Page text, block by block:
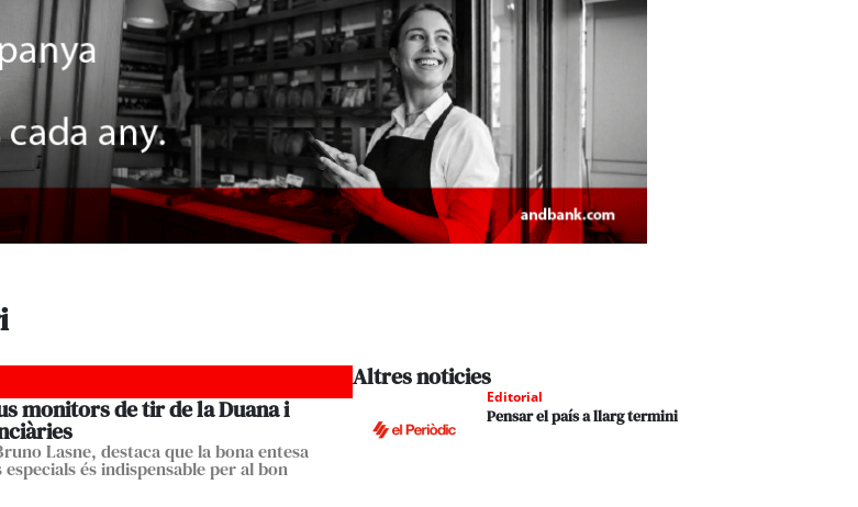
monitors de tir de la Duana i
Lasne, destaca que la bona entesa
és indispensable per al bon
Altres noticies
Editorial
Pensar el país a llarg termini